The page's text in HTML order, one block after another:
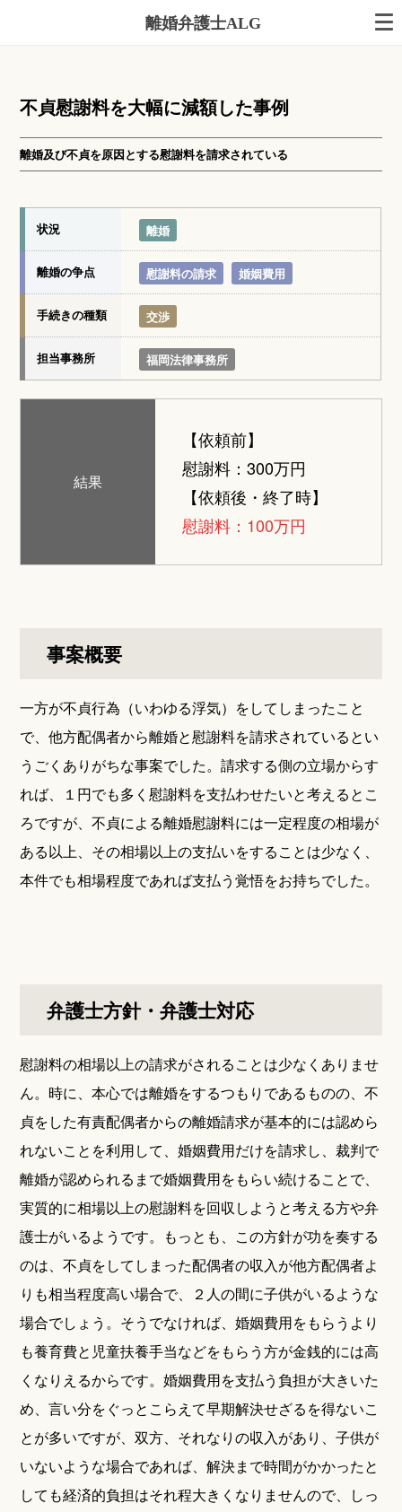
離婚弁護士ALG
不貞慰謝料を大幅に減額した事例
離婚及び不貞を原因とする慰謝料を請求されている
状況 離婚
離婚の争点 慰謝料の請求 婚姻費用
手続きの種類 交渉
担当事務所 福岡法律事務所
結果
【依頼前】
慰謝料：300万円
【依頼後・終了時】
慰謝料：100万円
事案概要
一方が不貞行為（いわゆる浮気）をしてしまったこと
で、他方配偶者から離婚と慰謝料を請求されているとい
うごくありがちな事案でした。請求する側の立場からす
れば、１円でも多く慰謝料を支払わせたいと考えるとこ
ろですが、不貞による離婚慰謝料には一定程度の相場が
ある以上、その相場以上の支払いをすることは少なく、
本件でも相場程度であれば支払う覚悟をお持ちでした。
弁護士方針・弁護士対応
慰謝料の相場以上の請求がされることは少なくありませ
ん。時に、本心では離婚をするつもりであるものの、不
貞をした有責配偶者からの離婚請求が基本的には認めら
れないことを利用して、婚姻費用だけを請求し、裁判で
離婚が認められるまで婚姻費用をもらい続けることで、
実質的に相場以上の慰謝料を回収しようと考える方や弁
護士がいるようです。もっとも、この方針が功を奏する
のは、不貞をしてしまった配偶者の収入が他方配偶者よ
りも相当程度高い場合で、２人の間に子供がいるような
場合でしょう。そうでなければ、婚姻費用をもらうより
も養育費と児童扶養手当などをもらう方が金銭的には高
くなりえるからです。婚姻費用を支払う負担が大きいた
め、言い分をぐっとこらえて早期解決せざるを得ないこ
とが多いですが、双方、それなりの収入があり、子供が
いないような場合であれば、解決まで時間がかかったと
しても経済的負担はそれ程大きくなりませんので、しっ